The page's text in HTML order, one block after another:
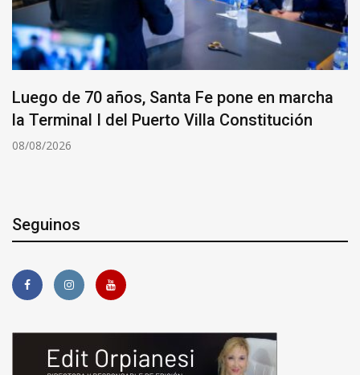
Luego de 70 años, Santa Fe pone en marcha
la Terminal I del Puerto Villa Constitución
08/08/2026
Seguinos